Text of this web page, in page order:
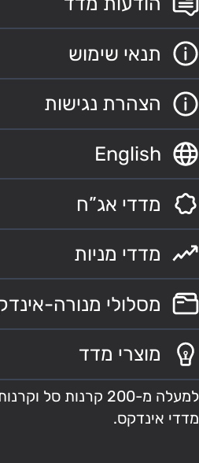
תנאי שימוש
הצהרת נגישות
English
מדדי אג”ח
מדדי מניות
מסלולי מנורה-
מוצרי מדד
למעלה מ-200 קרנות
מדדי אינדקס.